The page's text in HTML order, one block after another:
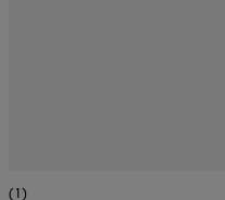
(1)